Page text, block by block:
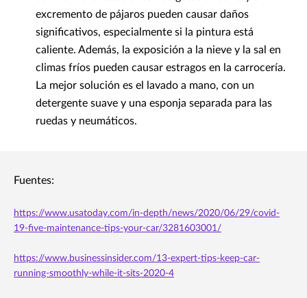
excremento de pájaros pueden causar daños
significativos, especialmente si la pintura está
caliente. Además, la exposición a la nieve y la sal en
climas fríos pueden causar estragos en la carrocería.
La mejor solución es el lavado a mano, con un
detergente suave y una esponja separada para las
ruedas y neumáticos.
Fuentes:
https://www.usatoday.com/in-depth/news/2020/06/29/covid-
19-five-maintenance-tips-your-car/3281603001/
https://www.businessinsider.com/13-expert-tips-keep-car-
running-smoothly-while-it-sits-2020-4